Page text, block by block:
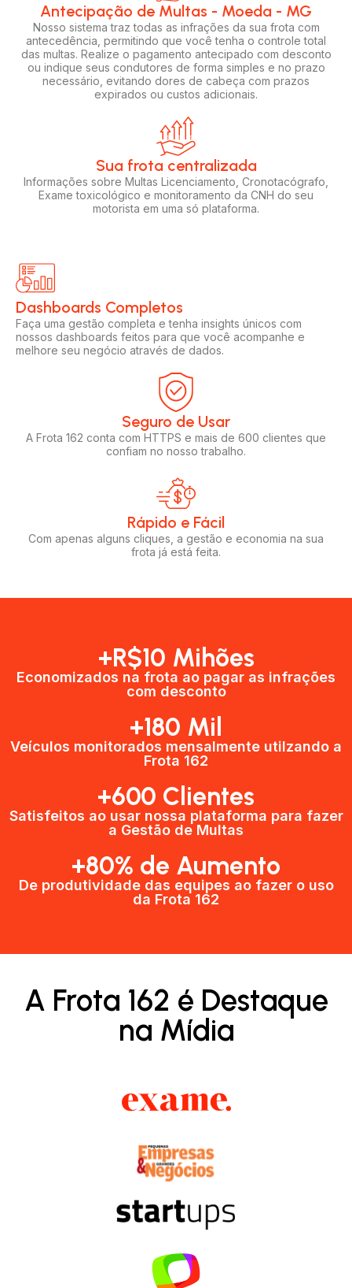
Antecipação de Multas - Moeda - MG
Nosso sistema traz todas as infrações da sua frota com
antecedência, permitindo que você tenha o controle total
das multas. Realize o pagamento antecipado com desconto
ou indique seus condutores de forma simples e no prazo
necessário, evitando dores de cabeça com prazos
expirados ou custos adicionais.
Sua frota centralizada​
Informações sobre Multas Licenciamento, Cronotacógrafo,
Exame toxicológico e monitoramento da CNH do seu
motorista em uma só plataforma.
Dashboards Completos​​
Faça uma gestão completa e tenha insights únicos com
nossos dashboards feitos para que você acompanhe e
melhore seu negócio através de dados.
Seguro de Usar​
A Frota 162 conta com HTTPS e mais de 600 clientes que
confiam no nosso trabalho.
Rápido e Fácil​
Com apenas alguns cliques, a gestão e economia na sua
frota já está feita.
+R$10 Mihões
Economizados na frota ao pagar as infrações
com desconto
+180 Mil
Veículos monitorados mensalmente utilzando a
Frota 162
+600 Clientes​
Satisfeitos ao usar nossa plataforma para fazer
a Gestão de Multas​
+80% de Aumento
De produtividade das equipes ao fazer o uso
da Frota 162​
A Frota 162 é Destaque
na Mídia